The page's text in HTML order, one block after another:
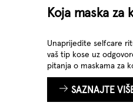
Koja maska za
Unaprijedite selfcare
vaš tip kose uz
pitanja o maskama za
SAZNAJTE